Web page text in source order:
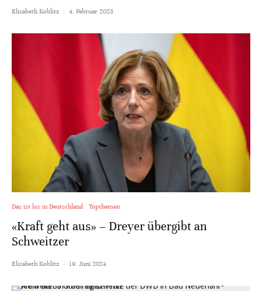
Elisabeth Koblitz · 4. Februar 2025
Das ist los in Deutschland Topthemen
«Kraft geht aus» – Dreyer übergibt an
Schweitzer
Elisabeth Koblitz · 19. Juni 2024